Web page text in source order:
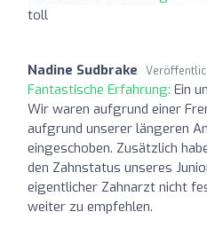
toll
Nadine Sudbrake
Fantastische Erfahrung: Ein
Wir waren aufgrund einer
aufgrund unserer längeren
eingeschoben. Zusätzlich
den Zahnstatus unseres
eigentlicher Zahnarzt nicht
weiter zu empfehlen.